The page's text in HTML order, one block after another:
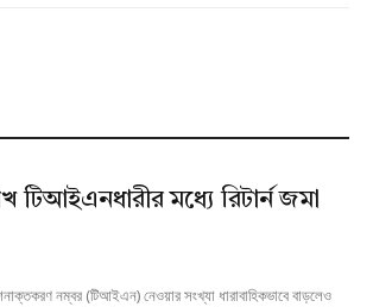
টিআইএনধারীর মধ্যে রিটার্ন জমা
নম্বর (টিআইএন) নেওয়ার সংখ্যা ধারাবাহিকভাবে বাড়লেও